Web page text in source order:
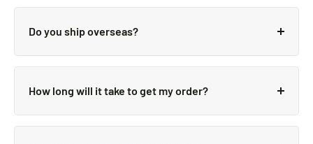
Do you ship overseas?
Yes, we ship all over the world. Shipping costs will
discounts and promotions all year, so stay tuned for
exclusive deals.
How long will it take to get my order?
It depends on where you are. Orders processed here